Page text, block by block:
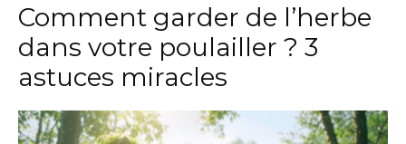
Comment garder de l’herbe
dans votre poulailler ? 3
astuces miracles